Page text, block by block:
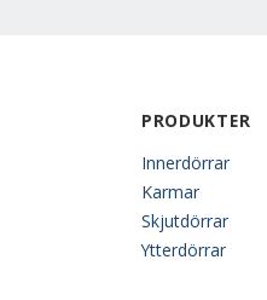
PRODUKTER
Innerdörrar
Karmar
Skjutdörrar
Ytterdörrar